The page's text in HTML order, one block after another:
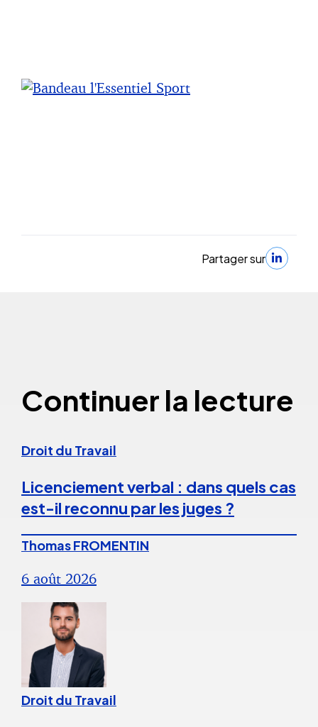
Partager sur
Continuer la lecture
Droit du Travail
Licenciement verbal : dans quels cas
est-il reconnu par les juges ?
Thomas FROMENTIN
6 août 2026
Droit du Travail